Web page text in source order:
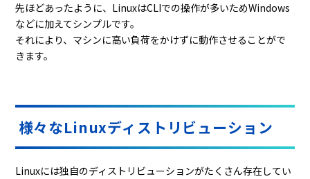
先ほどあったように、LinuxはCLIでの操作が多いためWindows
などに加えてシンプルです。
それにより、マシンに高い負荷をかけずに動作させることがで
きます。
様々なLinuxディストリビューション
Linuxには独自のディストリビューションがたくさん存在してい